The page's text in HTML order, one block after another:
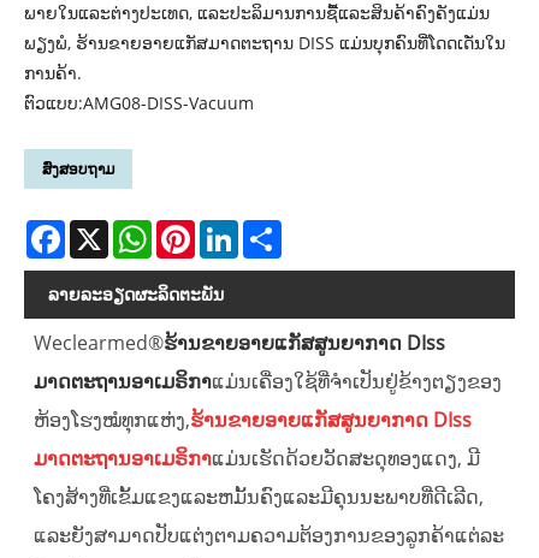
ພາຍໃນແລະຕ່າງປະເທດ, ແລະປະລິມານການຊື້ແລະສິນຄ້າຄົງຄັງແມ່ນ
ພຽງພໍ, ຮ້ານຂາຍອາຍແກັສມາດຕະຖານ DISS ແມ່ນບຸກຄົນທີ່ໂດດເດັ່ນໃນ
ການຄ້າ.
ຕົວແບບ:AMG08-DISS-Vacuum
ສົ່ງສອບຖາມ
Facebook
X WhatsAppPinterestLinkedIn
ລາຍ​ລະ​ອຽດ​ຜະ​ລິດ​ຕະ​ພັນ
Weclearmed®ຮ້ານຂາຍອາຍແກັສສູນຍາກາດ DIss
ມາດຕະຖານອາເມຣິກາແມ່ນເຄື່ອງໃຊ້ທີ່ຈຳເປັນຢູ່ຂ້າງຕຽງຂອງ
ຫ້ອງໂຮງໝໍທຸກແຫ່ງ,ຮ້ານຂາຍອາຍແກັສສູນຍາກາດ DIss
ມາດຕະຖານອາເມຣິກາແມ່ນເຮັດດ້ວຍວັດສະດຸທອງແດງ, ມີ
ໂຄງສ້າງທີ່ເຂັ້ມແຂງແລະຫມັ້ນຄົງແລະມີຄຸນນະພາບທີ່ດີເລີດ,
ແລະຍັງສາມາດປັບແຕ່ງຕາມຄວາມຕ້ອງການຂອງລູກຄ້າແຕ່ລະ